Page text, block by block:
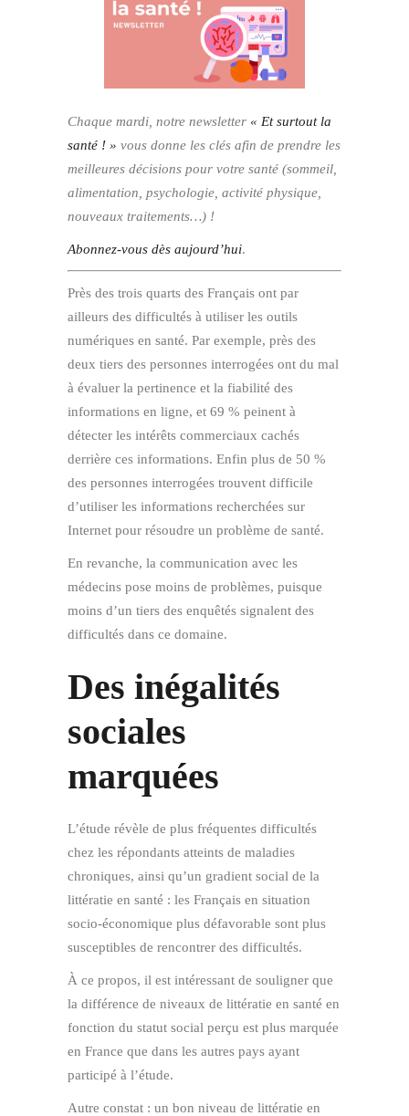
Chaque mardi, notre newsletter « Et surtout la
santé ! » vous donne les clés afin de prendre les
meilleures décisions pour votre santé (sommeil,
alimentation, psychologie, activité physique,
nouveaux traitements…) !
Abonnez-vous dès aujourd’hui.
Près des trois quarts des Français ont par
ailleurs des difficultés à utiliser les outils
numériques en santé. Par exemple, près des
deux tiers des personnes interrogées ont du mal
à évaluer la pertinence et la fiabilité des
informations en ligne, et 69 % peinent à
détecter les intérêts commerciaux cachés
derrière ces informations. Enfin plus de 50 %
des personnes interrogées trouvent difficile
d’utiliser les informations recherchées sur
Internet pour résoudre un problème de santé.
En revanche, la communication avec les
médecins pose moins de problèmes, puisque
moins d’un tiers des enquêtés signalent des
difficultés dans ce domaine.
Des inégalités
sociales
marquées
L’étude révèle de plus fréquentes difficultés
chez les répondants atteints de maladies
chroniques, ainsi qu’un gradient social de la
littératie en santé : les Français en situation
socio-économique plus défavorable sont plus
susceptibles de rencontrer des difficultés.
À ce propos, il est intéressant de souligner que
la différence de niveaux de littératie en santé en
fonction du statut social perçu est plus marquée
en France que dans les autres pays ayant
participé à l’étude.
Autre constat : un bon niveau de littératie en